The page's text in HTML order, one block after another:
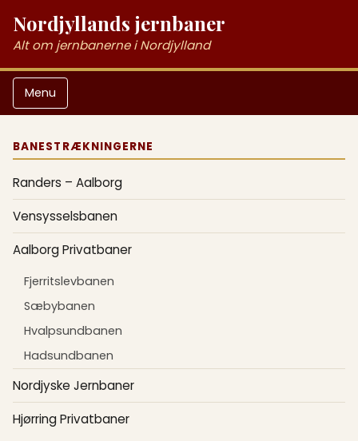
Nordjyllands jernbaner
Alt om jernbanerne i Nordjylland
Menu
BANESTRÆKNINGERNE
Randers – Aalborg
Vensysselsbanen
Aalborg Privatbaner
Fjerritslevbanen
Sæbybanen
Hvalpsundbanen
Hadsundbanen
Nordjyske Jernbaner
Hjørring Privatbaner